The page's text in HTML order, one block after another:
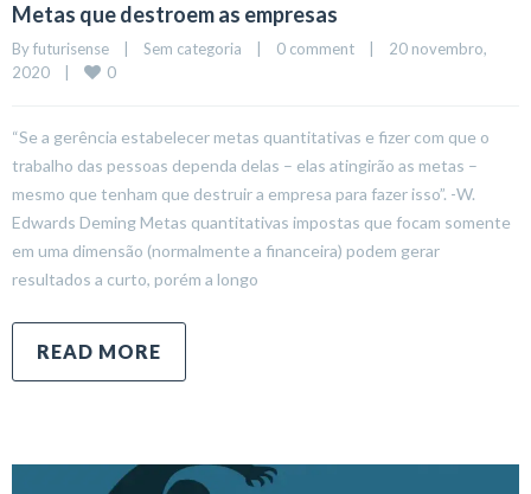
Metas que destroem as empresas
By futurisense Sem categoria 0 comment
20 novembro,
2020
0
“Se a gerência estabelecer metas quantitativas e fizer com que o
trabalho das pessoas dependa delas – elas atingirão as metas –
mesmo que tenham que destruir a empresa para fazer isso”. -W.
Edwards Deming Metas quantitativas impostas que focam somente
em uma dimensão (normalmente a financeira) podem gerar
resultados a curto, porém a longo
READ MORE